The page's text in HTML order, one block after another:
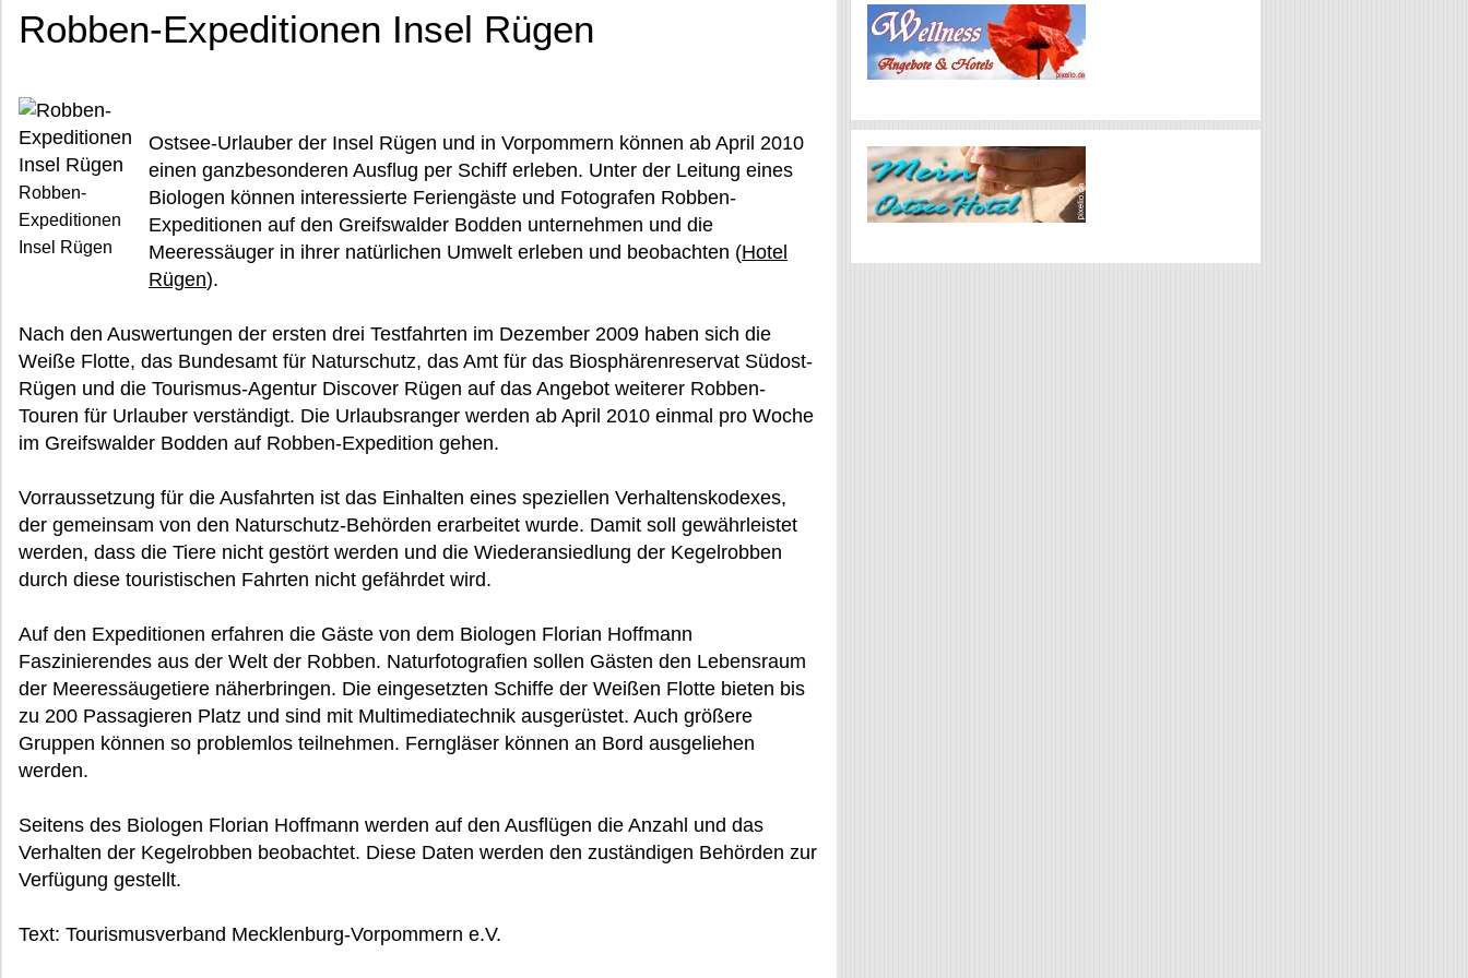
Robben-Expeditionen Insel Rügen
Robben-
Expeditionen
Insel Rügen
Ostsee-Urlauber der Insel Rügen und in Vorpommern können ab April 2010
einen ganzbesonderen Ausflug per Schiff erleben. Unter der Leitung eines
Biologen können interessierte Feriengäste und Fotografen Robben-
Expeditionen auf den Greifswalder Bodden unternehmen und die
Meeressäuger in ihrer natürlichen Umwelt erleben und beobachten (Hotel
Rügen).
Nach den Auswertungen der ersten drei Testfahrten im Dezember 2009 haben sich die
Weiße Flotte, das Bundesamt für Naturschutz, das Amt für das Biosphärenreservat Südost-
Rügen und die Tourismus-Agentur Discover Rügen auf das Angebot weiterer Robben-
Touren für Urlauber verständigt. Die Urlaubsranger werden ab April 2010 einmal pro Woche
im Greifswalder Bodden auf Robben-Expedition gehen.
Vorraussetzung für die Ausfahrten ist das Einhalten eines speziellen Verhaltenskodexes,
der gemeinsam von den Naturschutz-Behörden erarbeitet wurde. Damit soll gewährleistet
werden, dass die Tiere nicht gestört werden und die Wiederansiedlung der Kegelrobben
durch diese touristischen Fahrten nicht gefährdet wird.
Auf den Expeditionen erfahren die Gäste von dem Biologen Florian Hoffmann
Faszinierendes aus der Welt der Robben. Naturfotografien sollen Gästen den Lebensraum
der Meeressäugetiere näherbringen. Die eingesetzten Schiffe der Weißen Flotte bieten bis
zu 200 Passagieren Platz und sind mit Multimediatechnik ausgerüstet. Auch größere
Gruppen können so problemlos teilnehmen. Ferngläser können an Bord ausgeliehen
werden.
Seitens des Biologen Florian Hoffmann werden auf den Ausflügen die Anzahl und das
Verhalten der Kegelrobben beobachtet. Diese Daten werden den zuständigen Behörden zur
Verfügung gestellt.
Text: Tourismusverband Mecklenburg-Vorpommern e.V.